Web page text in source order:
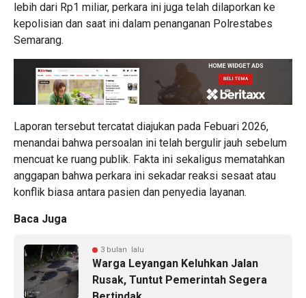
lebih dari Rp1 miliar, perkara ini juga telah dilaporkan ke
kepolisian dan saat ini dalam penanganan Polrestabes
Semarang.
Laporan tersebut tercatat diajukan pada Febuari 2026,
menandai bahwa persoalan ini telah bergulir jauh sebelum
mencuat ke ruang publik. Fakta ini sekaligus mematahkan
anggapan bahwa perkara ini sekadar reaksi sesaat atau
konflik biasa antara pasien dan penyedia layanan.
Baca Juga
3 bulan lalu
Warga Leyangan Keluhkan Jalan
Rusak, Tuntut Pemerintah Segera